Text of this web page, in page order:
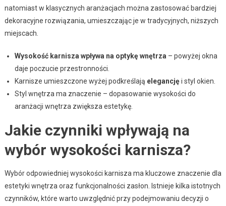
natomiast w klasycznych aranżacjach można zastosować bardziej
dekoracyjne rozwiązania, umieszczając je w tradycyjnych, niższych
miejscach.
Wysokość karnisza wpływa na optykę wnętrza – powyżej okna
daje poczucie przestronności.
Karnisze umieszczone wyżej podkreślają elegancjęi styl okien.
Styl wnętrza ma znaczenie – dopasowanie wysokości do
aranżacji wnętrza zwiększa estetykę.
Jakie czynniki wpływają na
wybór wysokości karnisza?
Wybór odpowiedniej wysokości karnisza ma kluczowe znaczenie dla
estetyki wnętrza oraz funkcjonalności zasłon. Istnieje kilka istotnych
czynników, które warto uwzględnić przy podejmowaniu decyzji o